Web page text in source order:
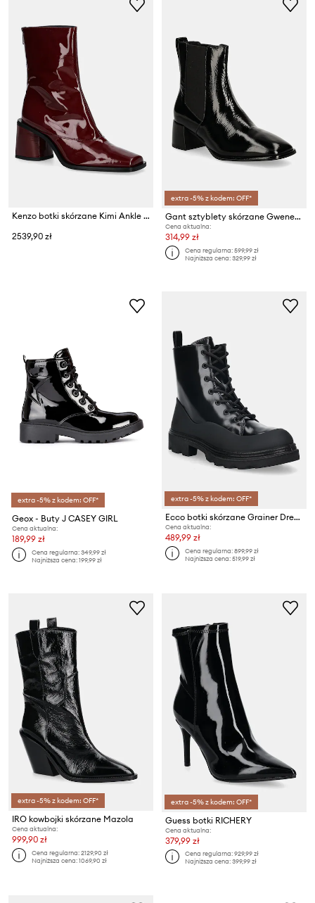
Kenzo botki skórzane Kimi Ankle Boots
2539,90 zł
extra -5% z kodem: OFF*
Gant sztyblety skórzane Gwenety
Cena aktualna:
314,99 zł
Cena regularna:599,99 zł
Najniższa cena:329,99 zł
extra -5% z kodem: OFF*
Geox - Buty J CASEY GIRL
Cena aktualna:
189,99 zł
Cena regularna:349,99 zł
Najniższa cena:199,99 zł
extra -5% z kodem: OFF*
Ecco botki skórzane Grainer Dress
Cena aktualna:
489,99 zł
Cena regularna:899,99 zł
Najniższa cena:519,99 zł
extra -5% z kodem: OFF*
IRO kowbojki skórzane Mazola
Cena aktualna:
999,90 zł
Cena regularna:2129,90 zł
Najniższa cena:1069,90 zł
extra -5% z kodem: OFF*
Guess botki RICHERY
Cena aktualna:
379,99 zł
Cena regularna:929,99 zł
Najniższa cena:399,99 zł